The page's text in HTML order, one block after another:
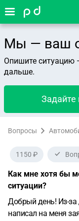
Мы — ваш
Опишите ситуацию
дальше.
Вопросы
1150 ₽
Как мне хотя бы
ситуации?
Добрый день! Из-
написал на меня